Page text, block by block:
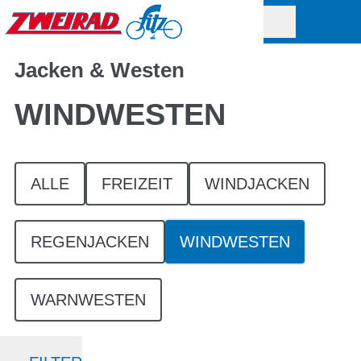
Jacken & Westen
WINDWESTEN
ALLE FREIZEIT WINDJACKEN
REGENJACKEN WINDWESTEN
WARNWESTEN